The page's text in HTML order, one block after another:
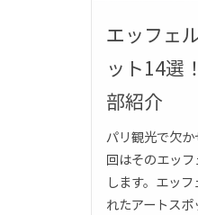
エッフェ
ット14選
部紹介
パリ観光で欠
回はそのエッ
します。エッ
れたアートス